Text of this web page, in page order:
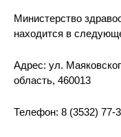
Министерство
находится в
Адрес: ул.
область, 460013
Телефон: 8 (3532) 77-